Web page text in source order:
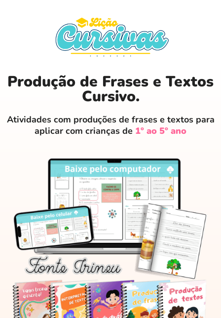
Produção de Frases e Textos
Cursivo.
Atividades com produções de frases e textos para
aplicar com crianças de 1º ao 5º ano